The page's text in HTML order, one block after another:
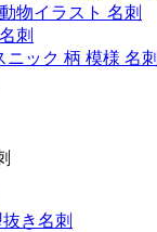
物イラスト 名刺
刺
ニック 柄 模様 名刺
き名刺